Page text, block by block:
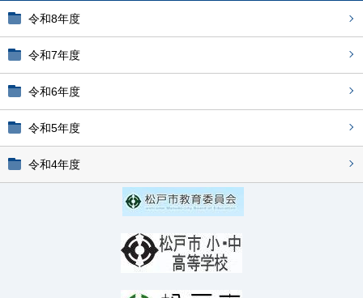
令和8年度
令和7年度
令和6年度
令和5年度
令和4年度